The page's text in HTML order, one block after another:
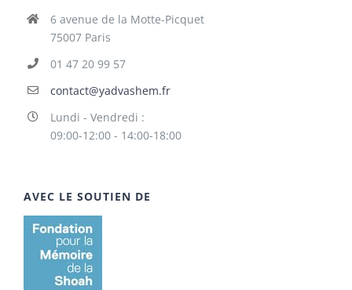
6 avenue de la Motte-Picquet
75007 Paris
01 47 20 99 57
contact@yadvashem.fr
Lundi - Vendredi :
09:00-12:00 - 14:00-18:00
AVEC LE SOUTIEN DE